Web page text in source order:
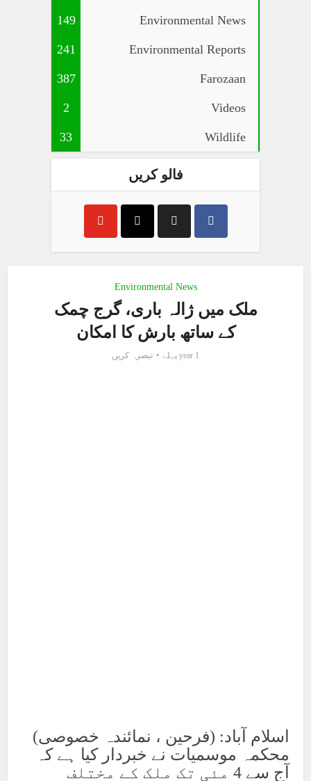
Environmental News
149
Environmental Reports
241
Farozaan
387
Videos
2
Wildlife
33
فالو کریں
Environmental News
ملک میں ژالہ باری، گرج چمک
کے ساتھ بارش کا امکان
1 year پہلے تبصرہ کریں
اسلام آباد: (فرحین ، نمائندہ خصوصی)
محکمہ موسمیات نے خبردار کیا ہے کہ
آج سے 4 مئی تک ملک کے مختلف